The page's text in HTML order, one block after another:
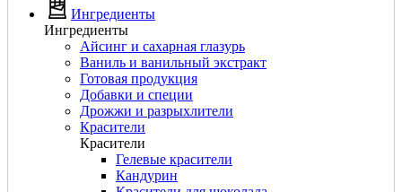
Ингредиенты
Ингредиенты
Айсинг и сахарная глазурь
Ваниль и ванильный экстракт
Готовая продукция
Добавки и специи
Дрожжи и разрыхлители
Красители
Красители
Гелевые красители
Кандурин